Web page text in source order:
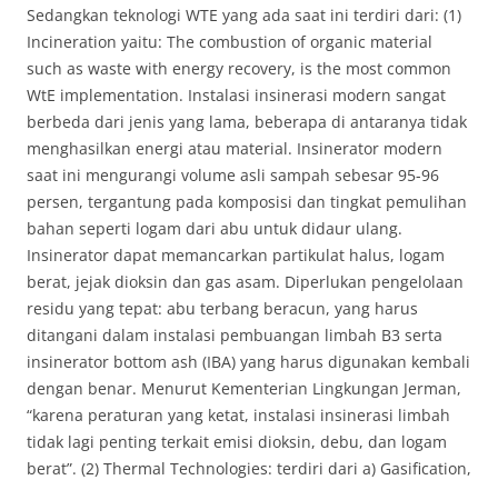
Sedangkan teknologi WTE yang ada saat ini terdiri dari: (1)
Incineration yaitu: The combustion of organic material
such as waste with energy recovery, is the most common
WtE implementation. Instalasi insinerasi modern sangat
berbeda dari jenis yang lama, beberapa di antaranya tidak
menghasilkan energi atau material. Insinerator modern
saat ini mengurangi volume asli sampah sebesar 95-96
persen, tergantung pada komposisi dan tingkat pemulihan
bahan seperti logam dari abu untuk didaur ulang.
Insinerator dapat memancarkan partikulat halus, logam
berat, jejak dioksin dan gas asam. Diperlukan pengelolaan
residu yang tepat: abu terbang beracun, yang harus
ditangani dalam instalasi pembuangan limbah B3 serta
insinerator bottom ash (IBA) yang harus digunakan kembali
dengan benar. Menurut Kementerian Lingkungan Jerman,
“karena peraturan yang ketat, instalasi insinerasi limbah
tidak lagi penting terkait emisi dioksin, debu, dan logam
berat”. (2) Thermal Technologies: terdiri dari a) Gasification,